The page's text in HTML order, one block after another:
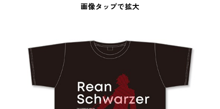
画像タップで拡大